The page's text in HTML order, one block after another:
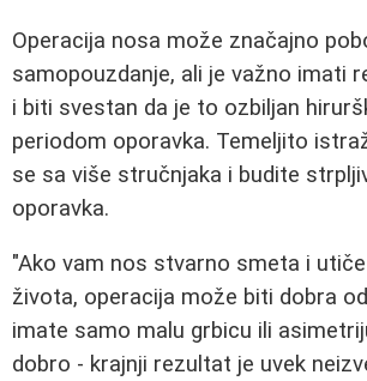
Operacija nosa može značajno
samopouzdanje, ali je važno imati
i biti svestan da je to ozbiljan
periodom oporavka. Temeljito
se sa više stručnjaka i budite
oporavka.
"Ako vam nos stvarno smeta i
života, operacija može biti dobra
imate samo malu grbicu ili
dobro - krajnji rezultat je uvek